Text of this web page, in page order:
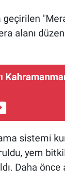
alanı
sistemi
yem
Daha